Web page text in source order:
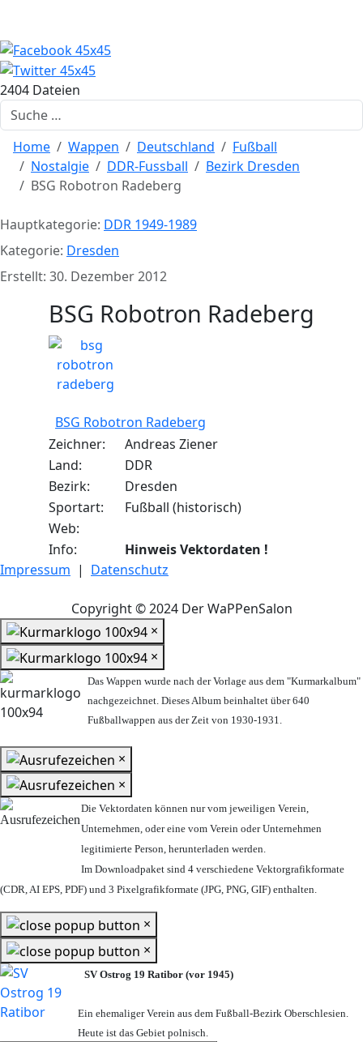
2404 Dateien
Suchen
Home Wappen Deutschland
Fußball
Nostalgie
DDR-Fussball
Bezirk Dresden
BSG Robotron Radeberg
Hauptkategorie: DDR 1949-1989
Kategorie: Dresden
Erstellt: 30. Dezember 2012
BSG Robotron Radeberg
BSG Robotron Radeberg
Zeichner:
Andreas Ziener
Land:
DDR
Bezirk:
Dresden
Sportart:
Fußball (historisch)
Web:
Info:
Hinweis Vektordaten !
Impressum | Datenschutz
Copyright © 2024 Der WaPPenSalon
×
×
Das Wappen wurde nach der Vorlage aus dem "Kurmarkalbum"
nachgezeichnet. Dieses Album beinhaltet über 640
Fußballwappen aus der Zeit von 1930-1931.
×
×
Die Vektordaten können nur vom jeweiligen Verein,
Unternehmen, oder eine vom Verein oder Unternehmen
legitimierte Person, herunterladen werden.
Im Downloadpaket sind 4 verschiedene Vektorgrafikformate
(CDR, AI EPS, PDF) und 3 Pixelgrafikformate (JPG, PNG, GIF) enthalten.
×
×
SV Ostrog 19 Ratibor (vor 1945)
Ein ehemaliger Verein aus dem Fußball-Bezirk Oberschlesien.
Heute ist das Gebiet polnisch.